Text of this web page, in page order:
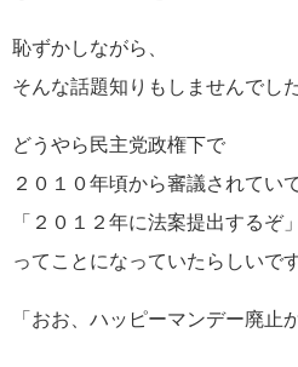
恥ずかしながら、
そんな話題知りもしませんでした
どうやら民主党政権下で
２０１０年頃から審議されていて
「２０１２年に法案提出するぞ」
ってことになっていたらしいです
「おお、ハッピーマンデー廃止